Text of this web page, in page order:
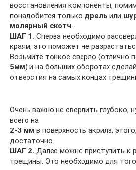
восстановления компоненты,
понадобится только дрель или
молярный скотч.
ШАГ 1. Сперва необходимо
краям, это поможет не
Возьмите тонкое сверло (отлично
5мм) и на больших оборотах
отверстия на самых концах
Очень важно не сверлить глубоко,
всего на
2-3 мм в поверхность акрила,
достаточно.
ШАГ 2. Далее можно приступить к
трещины. Это необходимо для